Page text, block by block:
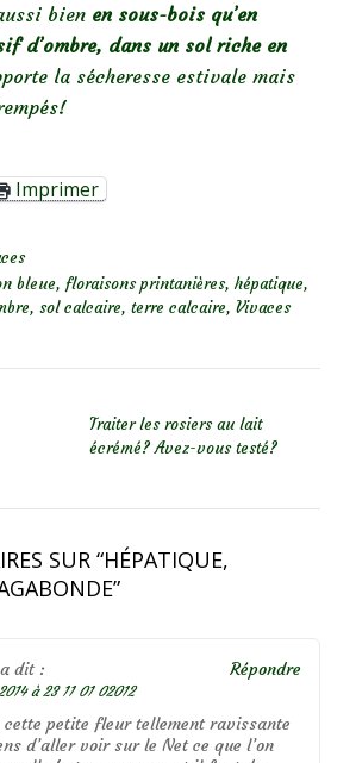
bien en sous-bois qu’en
d’ombre, dans un sol riche en
la sécheresse estivale mais
Imprimer
bleue, floraisons printanières,hépatique,
, sol calcaire, terre calcaire, Vivaces
Traiter les rosiers au lait
écrémé? Avez-vous testé?
SUR “HÉPATIQUE,
”
a dit :
à 23 11 01 02012
cette petite fleur tellement ravissante
d’aller voir sur le Net ce que l’on
Répondre